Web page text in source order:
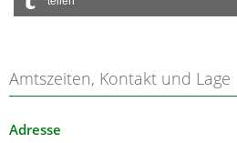
Amtszeiten, Kontakt und Lage
Adresse